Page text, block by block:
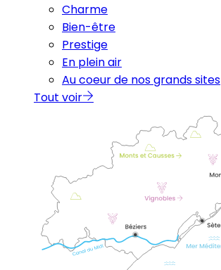
Charme
Bien-être
Prestige
En plein air
Au coeur de nos grands sites
Tout voir